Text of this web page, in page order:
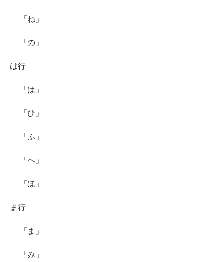
「ね」
「の」
は行
「は」
「ひ」
「ふ」
「へ」
「ほ」
ま行
「ま」
「み」